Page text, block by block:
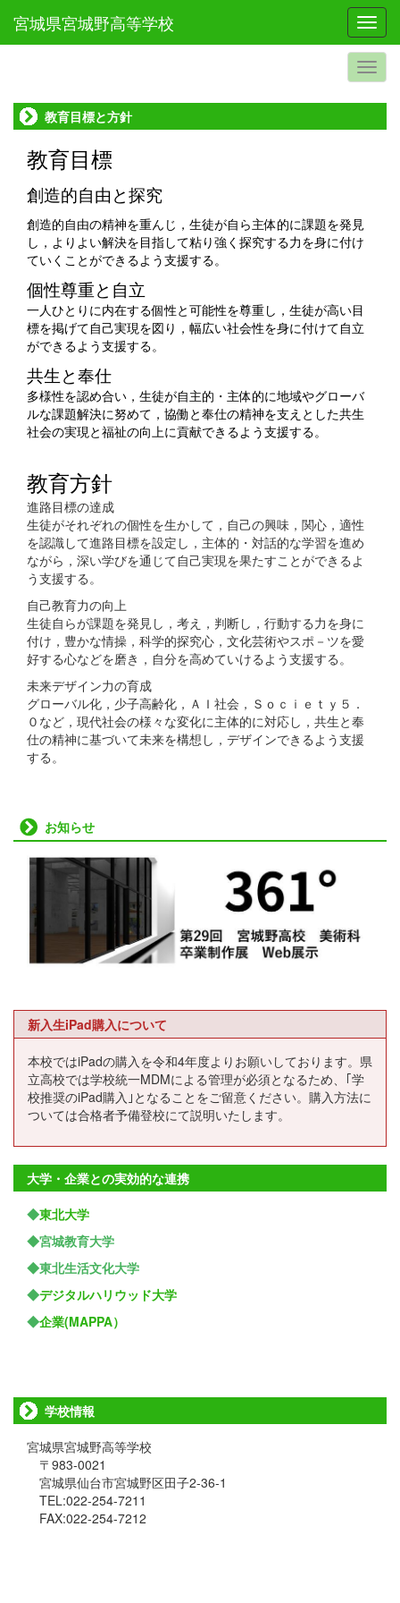
宮城県宮城野高等学校
教育目標と方針
教育目標
創造的自由と探究
創造的自由の精神を重んじ，生徒が自ら主体的に課題を発見
し，よりよい解決を目指して粘り強く探究する力を身に付け
ていくことができるよう支援する。
個性尊重と自立
一人ひとりに内在する個性と可能性を尊重し，生徒が高い目
標を掲げて自己実現を図り，幅広い社会性を身に付けて自立
ができるよう支援する。
共生と奉仕
多様性を認め合い，生徒が自主的・主体的に地域やグローバ
ルな課題解決に努めて，協働と奉仕の精神を支えとした共生
社会の実現と福祉の向上に貢献できるよう支援する。
教育方針
進路目標の達成
生徒がそれぞれの個性を生かして，自己の興味，関心，適性
を認識して進路目標を設定し，主体的・対話的な学習を進め
ながら，深い学びを通じて自己実現を果たすことができるよ
う支援する。
自己教育力の向上
生徒自らが課題を発見し，考え，判断し，行動する力を身に
付け，豊かな情操，科学的探究心，文化芸術やスポ－ツを愛
好する心などを磨き，自分を高めていけるよう支援する。
未来デザイン力の育成
グローバル化，少子高齢化，ＡＩ社会，Ｓｏｃｉｅｔｙ５．
０など，現代社会の様々な変化に主体的に対応し，共生と奉
仕の精神に基づいて未来を構想し，デザインできるよう支援
する。
お知らせ
新入生iPad購入について
本校ではiPadの購入を令和4年度よりお願いしております。県
立高校では学校統一MDMによる管理が必須となるため、｢学
校推奨のiPad購入｣となることをご留意ください。購入方法に
ついては合格者予備登校にて説明いたします。
大学・企業との実効的な連携
◆東北大学
◆宮城教育大学
◆東北生活文化大学
◆デジタルハリウッド大学
◆企業(MAPPA）
学校情報
宮城県宮城野高等学校
〒983-0021
宮城県仙台市宮城野区田子2-36-1
TEL:022-254-7211
FAX:022-254-7212